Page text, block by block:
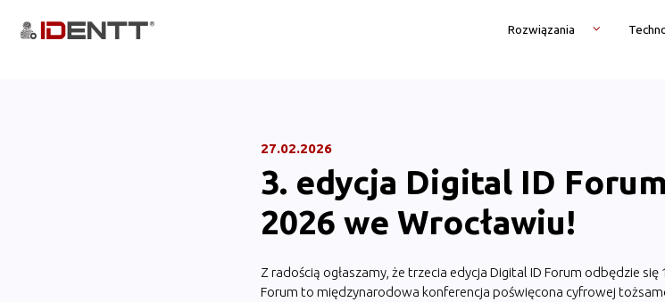
Rozwiązania
27.02.2026
3. edycja Digital ID
2026 we Wrocławiu!
Z radością ogłaszamy, że trzecia edycja Digital ID Forum odbędzie
Forum to międzynarodowa konferencja poświęcona cyfrowej